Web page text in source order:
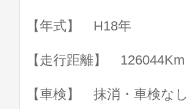
【年式】 H18年
【走行距離】 126044Km
【車検】 抹消・車検なし